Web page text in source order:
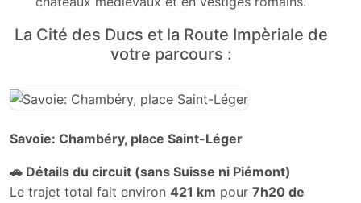
La Cité des Ducs et la Route Impèriale de
votre parcours :
Savoie: Chambéry, place Saint-Léger
🚗 Détails du circuit (sans Suisse ni Piémont)
Le trajet total fait environ 421 km pour 7h20 de